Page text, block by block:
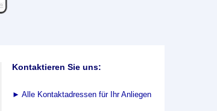
Kontaktieren Sie uns:
► Alle Kontaktadressen für Ihr Anliegen